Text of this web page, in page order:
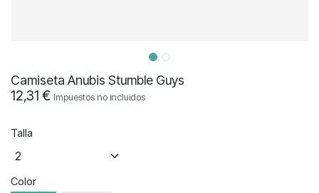
Camiseta Anubis Stumble Guys
12,31 € Impuestos no incluidos
Talla
Color